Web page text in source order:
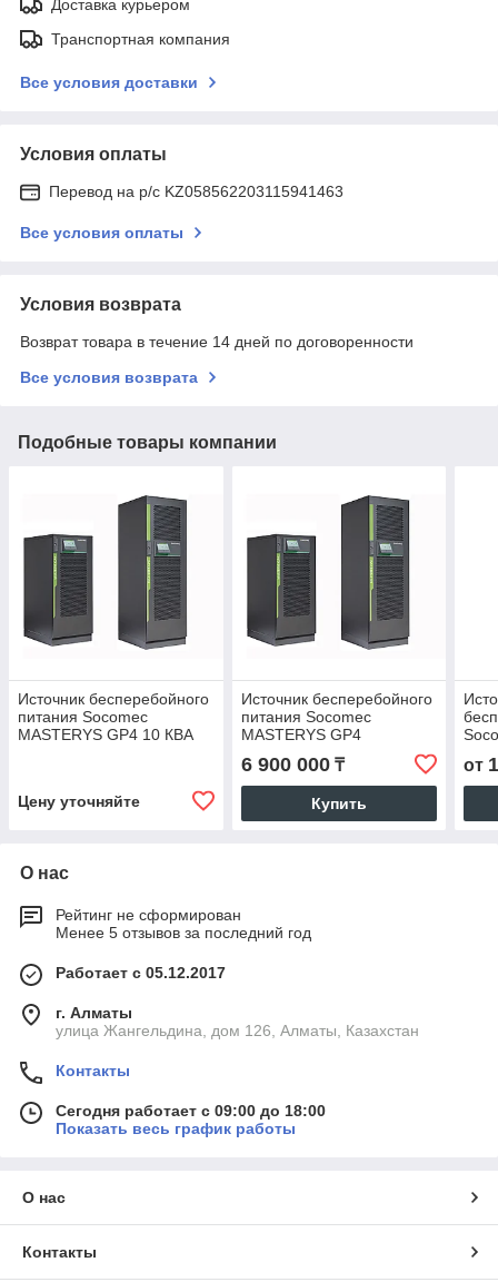
Доставка курьером
Транспортная компания
Все условия доставки
Условия оплаты
Перевод на р/с KZ058562203115941463
Все условия оплаты
Условия возврата
Возврат товара в течение 14 дней по договоренности
Все условия возврата
Подобные товары компании
Источник бесперебойного
питания Socomec
MASTERYS GP4 10 КВА
Цену уточняйте
Источник бесперебойного
питания Socomec
MASTERYS GP4
6 900 000₸
Купить
от
О нас
Рейтинг не сформирован
Менее 5 отзывов за последний год
Работает с 05.12.2017
г. Алматы
улица Жангельдина, дом 126, Алматы, Казахстан
Контакты
Сегодня работает с 09:00 до 18:00
Показать весь график работы
О нас
Контакты